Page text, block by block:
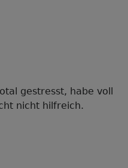
gestresst, habe voll
nicht hilfreich.